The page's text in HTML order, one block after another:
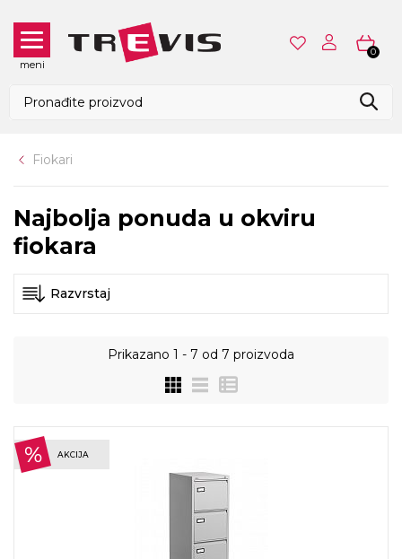
meni
0
Fiokari
Najbolja ponuda u okviru
fiokara
Prikazano 1 - 7 od 7 proizvoda
AKCIJA